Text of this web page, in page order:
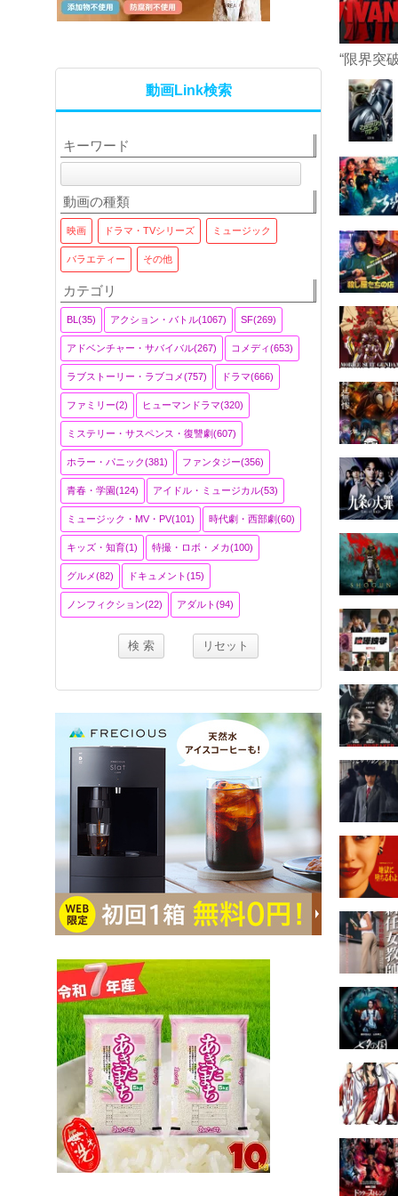
“限界突
動画Link検索
キーワード
動画の種類
映画 ドラマ・TVシリーズ ミュージック
バラエティー その他
カテゴリ
BL(35) アクション・バトル(1067) SF(269)
アドベンチャー・サバイバル(267) コメディ(653)
ラブストーリー・ラブコメ(757) ドラマ(666)
ファミリー(2) ヒューマンドラマ(320)
ミステリー・サスペンス・復讐劇(607)
ホラー・パニック(381) ファンタジー(356)
青春・学園(124) アイドル・ミュージカル(53)
ミュージック・MV・PV(101) 時代劇・西部劇(60)
キッズ・知育(1) 特撮・ロボ・メカ(100)
グルメ(82) ドキュメント(15)
ノンフィクション(22) アダルト(94)